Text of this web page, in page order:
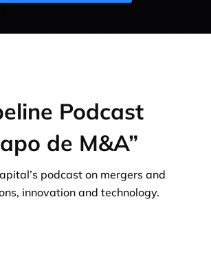
Podcast
de M&A”
podcast on mergers and
innovation and technology.